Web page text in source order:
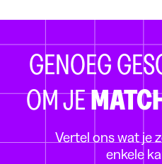
GENOEG
OM JE
Vertel ons wat je
enkele